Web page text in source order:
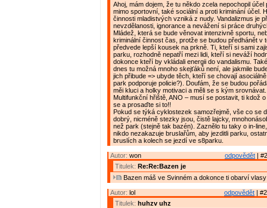
Ahoj, mám dojem, že tu někdo zcela nepochopil účel
mimo sportovní, také sociální a proti kriminání účel.
činnosti mladistvých vzniká z nudy. Vandalizmus je
nevzdělanosti, ignorance a nevážení si práce
Mládež, která se bude věnovat intenzivně sportu,
kriminální činnost čas, protže se budou předhánět v
předvede lepší kousek na prkně. Ti, kteří si sami
parku, rozhodně nepatří mezi lidi, kteří si neváží
dokonce kteří by vkládali energii do vandalismu.
dnes tu možná mnoho skejťáků není, ale jakmile
jich přibude => ubyde těch, kteří se chovají
park podporuje policie?). Doufám, že se budou
měi kluci a holky motivaci a měli se s kým srovnávat.
Multifunkční hřiště, ANO – musí se postavit, ti kdož
se a prosaďte si to!!
Pokud se týká cyklostezek samozřejmě, vše co se
dobrý, nicméně stezky jsou, čistě lajcky,
než park (stejně tak bazén). Zaznělo tu taky o in-
nikdo nezakazuje bruslařům, aby jezditli parku,
bruslích a kolech se jezdí ve s8parku.
odpovědět |
Autor: won
Titulek: Re:Re:Bazen je
Bazen máš ve Svinném a dokonce ti obarví
odpovědět |
Autor: lol
Titulek: huhzv uhz